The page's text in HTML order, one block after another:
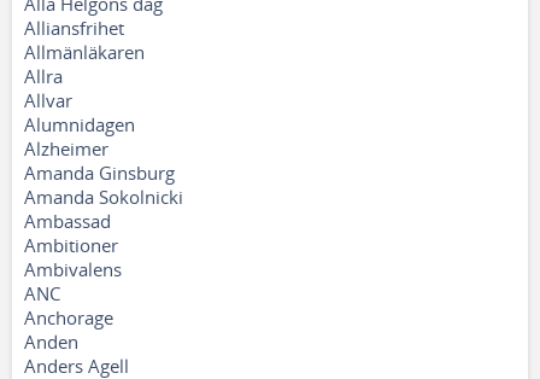
Alliansfrihet
Allmänläkaren
Allra
Allvar
Alumnidagen
Alzheimer
Amanda Ginsburg
Amanda Sokolnicki
Ambassad
Ambitioner
Ambivalens
ANC
Anchorage
Anden
Anders Agell